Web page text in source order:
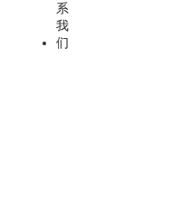
系
我
们